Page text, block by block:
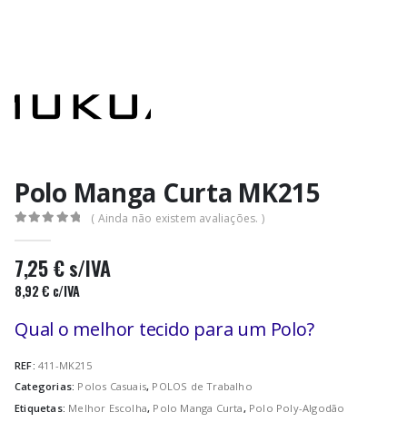
Polo Manga Curta MK215
( Ainda não existem avaliações. )
7,25€s/IVA
8,92€ c/IVA
Qual o melhor tecido para um Polo?
REF: 411-MK215
Categorias: Polos Casuais, POLOS de Trabalho
Etiquetas: Melhor Escolha, Polo Manga Curta, Polo Poly-Algodão